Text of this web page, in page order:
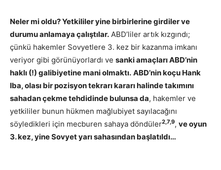
Neler mi oldu? Yetkililer yine birbirlerine girdiler ve
durumu anlamaya çalıştılar. ABD’liler artık kızgındı;
çünkü hakemler Sovyetlere 3. kez bir kazanma imkanı
veriyor gibi görünüyorlardı ve sanki amaçları ABD’nin
haklı (!) galibiyetine mani olmaktı. ABD’nin koçu Hank
Iba, olası bir pozisyon tekrarı kararı halinde takımını
sahadan çekme tehdidinde bulunsa da, hakemler ve
yetkililer bunun hükmen mağlubiyet sayılacağını
söyledikleri için mecburen sahaya döndüler2,7,9, ve oyun
3. kez, yine Sovyet yarı sahasından başlatıldı…